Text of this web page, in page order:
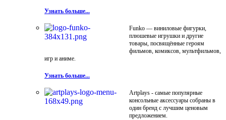
Узнать больше...
Funko — виниловые фигурки,
плюшевые игрушки и другие
товары, посвящённые героям
фильмов, комиксов, мультфильмов,
игр и аниме.
Узнать больше...
Artplays - самые популярные
консольные аксессуары собраны в
один бренд с лучшим ценовым
предложением.